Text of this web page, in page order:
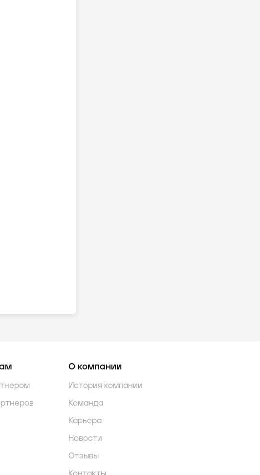
О компании
История компании
Команда
Карьера
Новости
Отзывы